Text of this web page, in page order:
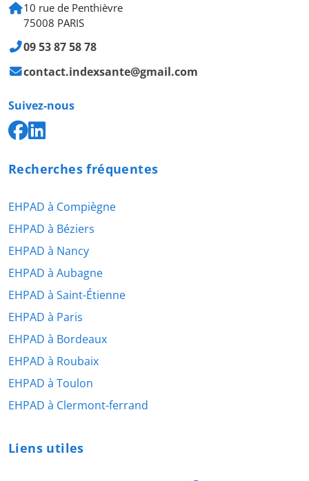
10 rue de Penthièvre
75008 PARIS
09 53 87 58 78
contact.indexsante@gmail.com
Suivez-nous
Recherches fréquentes
EHPAD à Compiègne
EHPAD à Béziers
EHPAD à Nancy
EHPAD à Aubagne
EHPAD à Saint-Étienne
EHPAD à Paris
EHPAD à Bordeaux
EHPAD à Roubaix
EHPAD à Toulon
EHPAD à Clermont-ferrand
Liens utiles